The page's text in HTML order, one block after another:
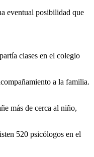
eventual posibilidad que
clases en el colegio
a la familia.
más de cerca al niño,
520 psicólogos en el